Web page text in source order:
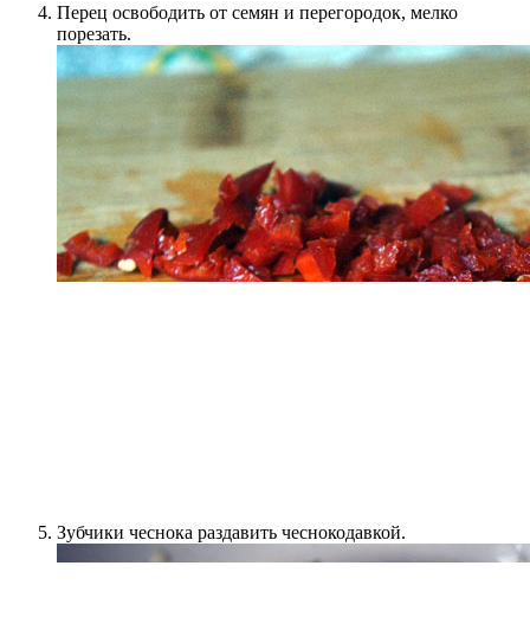
Перец освободить от семян и перегородок, мелко
порезать.
Зубчики чеснока раздавить чеснокодавкой.